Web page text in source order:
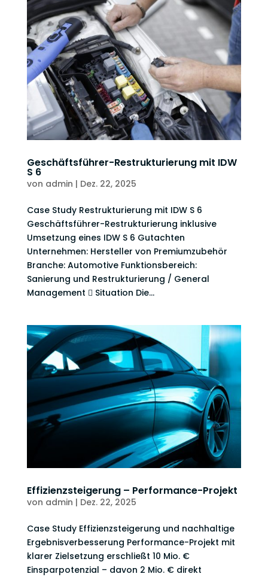
Geschäftsführer-Restrukturierung mit IDW
S 6
von admin | Dez. 22, 2025
Case Study Restrukturierung mit IDW S 6
Geschäftsführer-Restrukturierung inklusive
Umsetzung eines IDW S 6 Gutachten
Unternehmen: Hersteller von Premiumzubehör
Branche: Automotive Funktionsbereich:
Sanierung und Restrukturierung / General
Management  Situation Die...
Effizienzsteigerung – Performance-Projekt
von admin | Dez. 22, 2025
Case Study Effizienzsteigerung und nachhaltige
Ergebnisverbesserung Performance-Projekt mit
klarer Zielsetzung erschließt 10 Mio. €
Einsparpotenzial – davon 2 Mio. € direkt